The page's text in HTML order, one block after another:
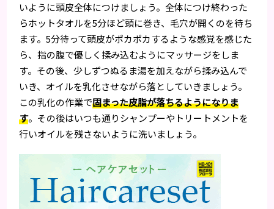
いように頭皮全体につけましょう。全体につけ終わった
らホットタオルを5分ほど頭に巻き、毛穴が開くのを待ち
ます。5分待って頭皮がポカポカするような感覚を感じた
ら、指の腹で優しく揉み込むようにマッサージをしま
す。その後、少しずつぬるま湯を加えながら揉み込んで
いき、オイルを乳化させながら落としていきましょう。
この乳化の作業で固まった皮脂が落ちるようになりま
す。その後はいつも通りシャンプーやトリートメントを
行いオイルを残さないように洗いましょう。